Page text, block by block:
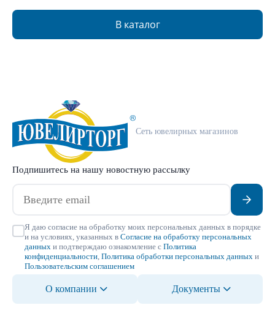
В каталог
Сеть ювелирных магазинов
Подпишитесь на нашу новостную рассылку
Я даю согласие на обработку моих персональных данных в порядке
и на условиях, указанных в Согласие на обработку персональных
данных и подтверждаю ознакомление с Политика
конфиденциальности Политика обработки персональных данных и
Пользовательским соглашением
О компании Документы